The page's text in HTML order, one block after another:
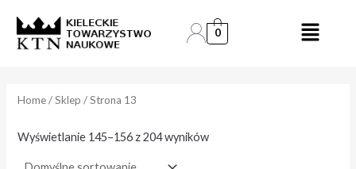
content
0
Home/Sklep / Strona 13
Wyświetlanie 145–156 z 204 wyników